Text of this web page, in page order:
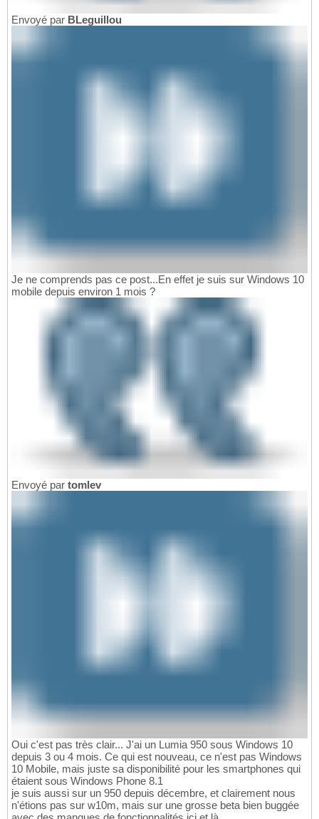
Envoyé par BLeguillou
Je ne comprends pas ce post...En effet je suis sur Windows 10
mobile depuis environ 1 mois ?
Envoyé par tomlev
Oui c'est pas très clair... J'ai un Lumia 950 sous Windows 10
depuis 3 ou 4 mois. Ce qui est nouveau, ce n'est pas Windows
10 Mobile, mais juste sa disponibilité pour les smartphones qui
étaient sous Windows Phone 8.1
je suis aussi sur un 950 depuis décembre, et clairement nous
n'étions pas sur w10m, mais sur une grosse beta bien buggée